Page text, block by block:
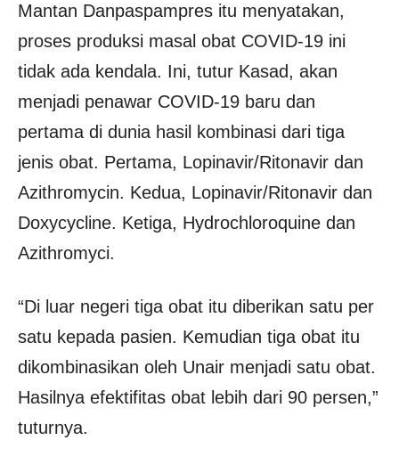
Mantan Danpaspampres itu menyatakan,
proses produksi masal obat COVID-19 ini
tidak ada kendala. Ini, tutur Kasad, akan
menjadi penawar COVID-19 baru dan
pertama di dunia hasil kombinasi dari tiga
jenis obat. Pertama, Lopinavir/Ritonavir dan
Azithromycin. Kedua, Lopinavir/Ritonavir dan
Doxycycline. Ketiga, Hydrochloroquine dan
Azithromyci.
“Di luar negeri tiga obat itu diberikan satu per
satu kepada pasien. Kemudian tiga obat itu
dikombinasikan oleh Unair menjadi satu obat.
Hasilnya efektifitas obat lebih dari 90 persen,”
tuturnya.